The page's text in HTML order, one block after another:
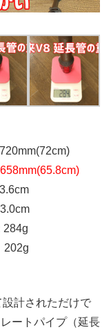
658mm(65.8cm)
284g
202g
計されただけで
ートパイプ（延長